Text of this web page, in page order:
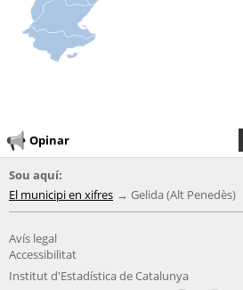
Opinar
Sou aquí:
El municipi en xifres
Gelida (Alt Penedès)
Avís legal
Accessibilitat
Institut d'Estadística de Catalunya